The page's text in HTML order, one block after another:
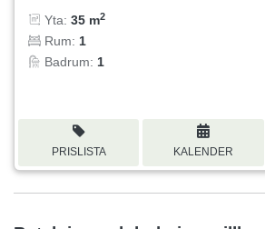
Yta: 35 m2
Rum: 1
Badrum: 1
PRISLISTA KALENDER